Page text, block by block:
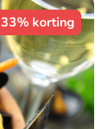
33% korting